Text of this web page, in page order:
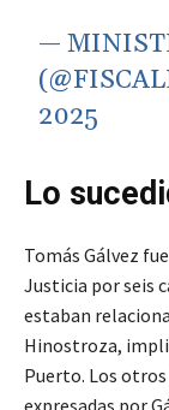
—
2025
Lo
Tomás Gálvez
Justicia por seis
estaban
Hinostroza,
Puerto. Los